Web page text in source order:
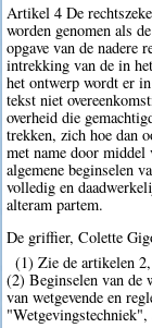
Artikel 4 De
worden genomen als
opgave van de nadere
intrekking van de in
het ontwerp wordt er
tekst niet
overheid die
trekken, zich hoe dan
met name door middel
algemene beginselen
volledig en
alteram partem.
De griffier, Colette
(1) Zie de artikelen
(2) Beginselen van de
van wetgevende en